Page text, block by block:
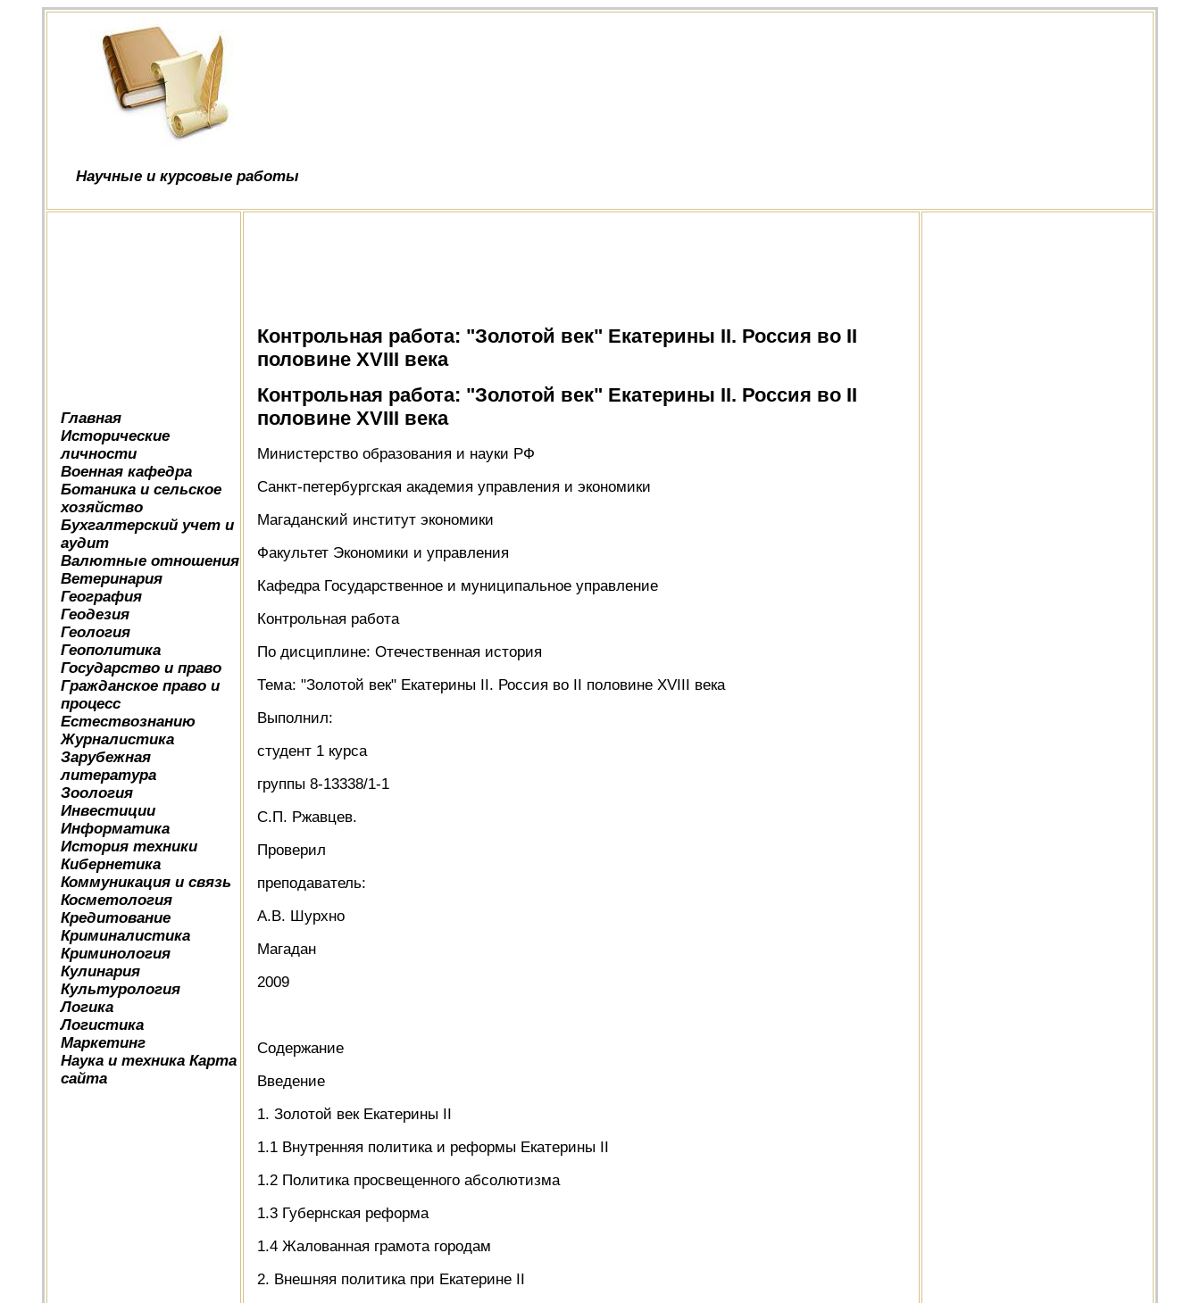
Научные и курсовые работы
Главная
Исторические
личности
Военная кафедра
Ботаника и сельское
хозяйство
Бухгалтерский учет и
аудит
Валютные отношения
Ветеринария
География
Геодезия
Геология
Геополитика
Государство и право
Гражданское право и
процесс
Естествознанию
Журналистика
Зарубежная
литература
Зоология
Инвестиции
Информатика
История техники
Кибернетика
Коммуникация и связь
Косметология
Кредитование
Криминалистика
Криминология
Кулинария
Культурология
Логика
Логистика
Маркетинг
Наука и техника Карта
сайта
Контрольная работа: "Золотой век" Екатерины II. Россия во II
половине XVIII века
Контрольная работа: "Золотой век" Екатерины II. Россия во II
половине XVIII века
Министерство образования и науки РФ
Санкт-петербургская академия управления и экономики
Магаданский институт экономики
Факультет Экономики и управления
Кафедра Государственное и муниципальное управление
Контрольная работа
По дисциплине: Отечественная история
Тема: "Золотой век" Екатерины II. Россия во II половине XVIII века
Выполнил:
студент 1 курса
группы 8-13338/1-1
С.П. Ржавцев.
Проверил
преподаватель:
А.В. Шурхно
Магадан
2009
Содержание
Введение
1. Золотой век Екатерины II
1.1 Внутренняя политика и реформы Екатерины II
1.2 Политика просвещенного абсолютизма
1.3 Губернская реформа
1.4 Жалованная грамота городам
2. Внешняя политика при Екатерине II